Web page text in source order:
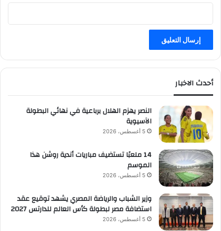
أحدث الاخبار
النصر يهزم الهلال برباعية في نهائي البطولة
الآسيوية
5 أغسطس، 2026
14 ملعبًا تستضيف مباريات أندية روشن هذا
الموسم
5 أغسطس، 2026
وزير الشباب والرياضة المصري يشهد توقيع عقد
استضافة مصر لبطولة كأس العالم للدارتس 2027
5 أغسطس، 2026